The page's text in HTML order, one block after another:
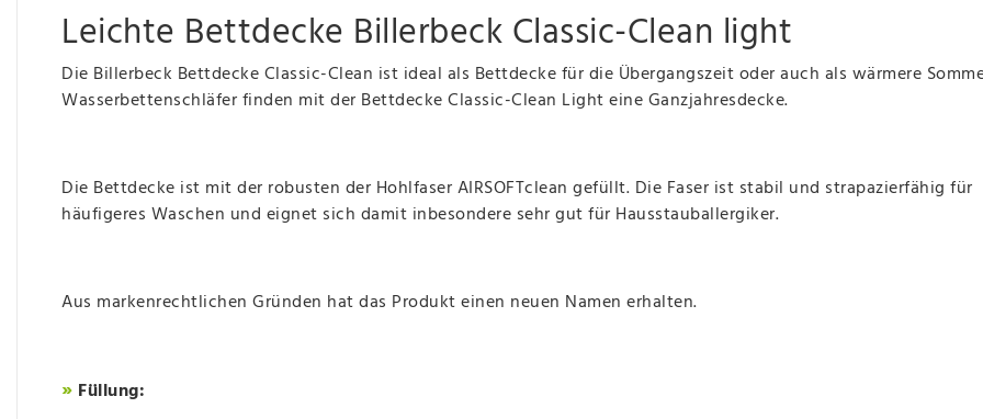
Leichte Bettdecke Billerbeck Classic-Clean light
Die Billerbeck Bettdecke Classic-Clean ist ideal als Bettdecke für die Übergangszeit oder auch als wärmere
Wasserbettenschläfer finden mit der Bettdecke Classic-Clean Light eine Ganzjahresdecke.
Die Bettdecke ist mit der robusten der Hohlfaser AIRSOFTclean gefüllt. Die Faser ist stabil und strapazierfähig für
häufigeres Waschen und eignet sich damit inbesondere sehr gut für Hausstauballergiker.
Aus markenrechtlichen Gründen hat das Produkt einen neuen Namen erhalten.
» Füllung: